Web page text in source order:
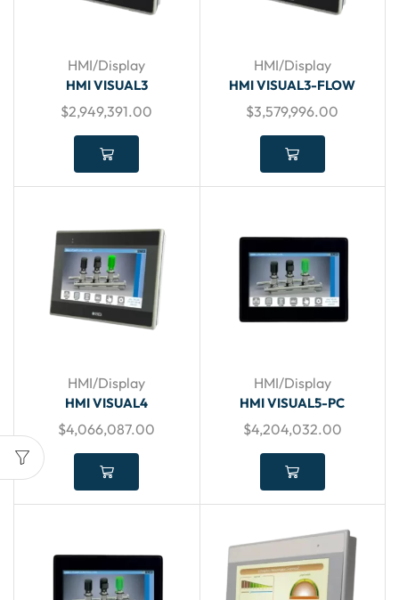
HMI/Display
HMI VISUAL3
$2,949,391.00
HMI/Display
HMI VISUAL3-FLOW
$3,579,996.00
HMI/Display
HMI VISUAL4
$4,066,087.00
HMI/Display
HMI VISUAL5-PC
$4,204,032.00